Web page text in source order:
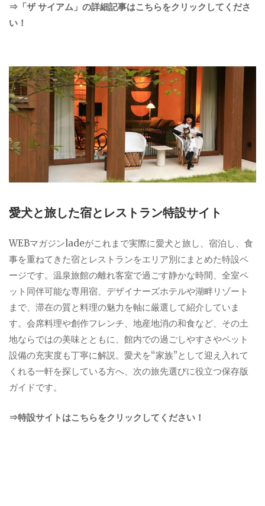
⇒「ザ サイアム」の詳細記事はこちらをクリックしてくださ
い！
愛犬と旅した宿とレストラン特設サイト
WEBマガジンladeがこれまで実際に愛犬と旅し、宿泊し、食
事を重ねてきた宿とレストランをエリア別にまとめた特設ペ
ージです。温泉旅館の離れ客室で過ごす静かな時間、全室ペ
ット同伴可能な専用宿、デザイナーズホテルや湖畔リゾート
まで、滞在の質と料理の魅力を軸に厳選して紹介していま
す。会席料理や創作フレンチ、地産地消の和食など、その土
地ならではの美味とともに、館内での過ごしやすさやペット
設備の充実度も丁寧に解説。愛犬を“家族”として迎え入れて
くれる一軒を探している方へ、次の旅先選びに役立つ保存版
ガイドです。
⇒特設サイトはこちらをクリックしてください！